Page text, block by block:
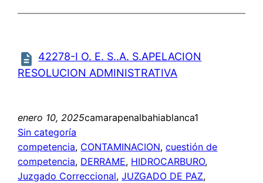
42278-I O. E. S..A. S.APELACION
RESOLUCION ADMINISTRATIVA
enero 10, 2025camarapenalbahiablanca1
Sin categoría
competencia, CONTAMINACION, cuestión de
competencia, DERRAME, HIDROCARBURO
Juzgado Correccional, JUZGADO DE PAZ